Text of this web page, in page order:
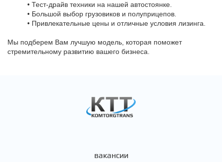
• Тест-драйв техники на нашей автостоянке.
• Большой выбор грузовиков и полуприцепов.
• Привлекательные цены и отличные условия лизинга.
Мы подберем Вам лучшую модель, которая поможет
стремительному развитию вашего бизнеса.
вакансии